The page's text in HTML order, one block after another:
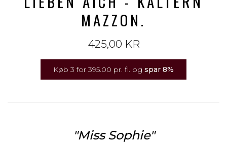
MAZZON.
425,00 KR
Køb 3 for 395.00 pr. fl. og spar 8%
"Miss Sophie"